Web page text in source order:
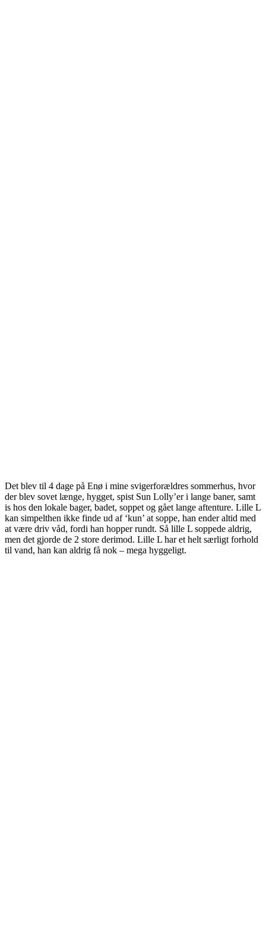
Det blev til 4 dage på Enø i mine svigerforældres sommerhus, hvor
der blev sovet længe, hygget, spist Sun Lolly’er i lange baner, samt
is hos den lokale bager, badet, soppet og gået lange aftenture. Lille L
kan simpelthen ikke finde ud af ‘kun’ at soppe, han ender altid med
at være driv våd, fordi han hopper rundt. Så lille L soppede aldrig,
men det gjorde de 2 store derimod. Lille L har et helt særligt forhold
til vand, han kan aldrig få nok – mega hyggeligt.